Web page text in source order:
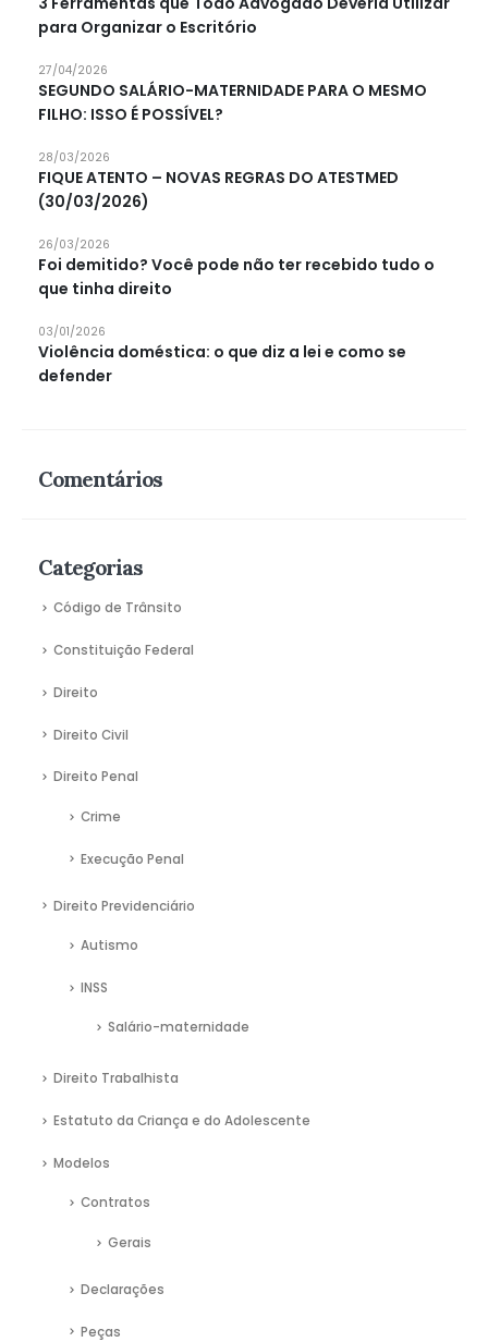
para Organizar o Escritório
SEGUNDO SALÁRIO-MATERNIDADE PARA O MESMO
FILHO: ISSO É POSSÍVEL?
27/04/2026
FIQUE ATENTO – NOVAS REGRAS DO ATESTMED
(30/03/2026)
28/03/2026
Foi demitido? Você pode não ter recebido tudo o
que tinha direito
26/03/2026
Violência doméstica: o que diz a lei e como se
defender
03/01/2026
Comentários
Categorias
Código de Trânsito
Constituição Federal
Direito
Direito Civil
Direito Penal
Crime
Execução Penal
Direito Previdenciário
Autismo
INSS
Salário-maternidade
Direito Trabalhista
Estatuto da Criança e do Adolescente
Modelos
Contratos
Gerais
Declarações
Peças